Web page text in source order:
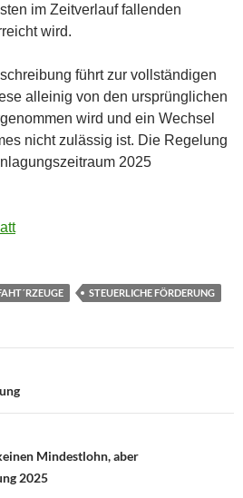
im Zeitverlauf fallenden
wird.
führt zur vollständigen
alleinig von den ursprünglichen
wird und ein Wechsel
nicht zulässig ist. Die Regelung
2025
STEUERLICHE FÖRDERUNG
Mindestlohn, aber
2025